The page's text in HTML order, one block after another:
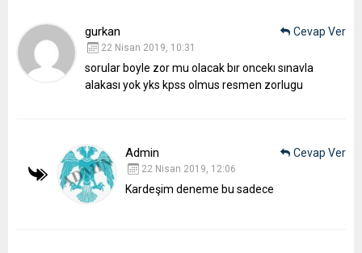
gurkan
22 Nisan 2019, 10:31
sorular boyle zor mu olacak bır oncekı sınavla
alakası yok yks kpss olmus resmen zorlugu
Cevap Ver
Admin
22 Nisan 2019, 12:06
Kardeşim deneme bu sadece
Cevap Ver